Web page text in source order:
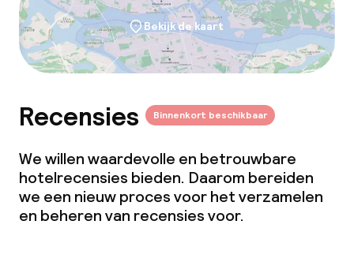
Bekijk de kaart
Recensies Binnenkort beschikbaar
We willen waardevolle en betrouwbare
hotelrecensies bieden. Daarom bereiden
we een nieuw proces voor het verzamelen
en beheren van recensies voor.